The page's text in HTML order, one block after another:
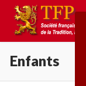
Aller
contenu
Enfants